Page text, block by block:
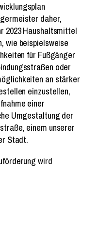
daher,
2023 Haushaltsmittel
wie beispielsweise
für Fußgänger
oder
an stärker
einzustellen,
einer
Umgestaltung der
einem unserer
Stadt.
wird